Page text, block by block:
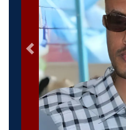
التالى